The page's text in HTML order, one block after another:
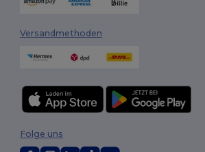
Versandmethoden
Folge uns